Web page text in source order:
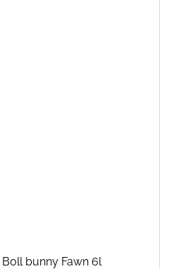
bunny Fawn 6l